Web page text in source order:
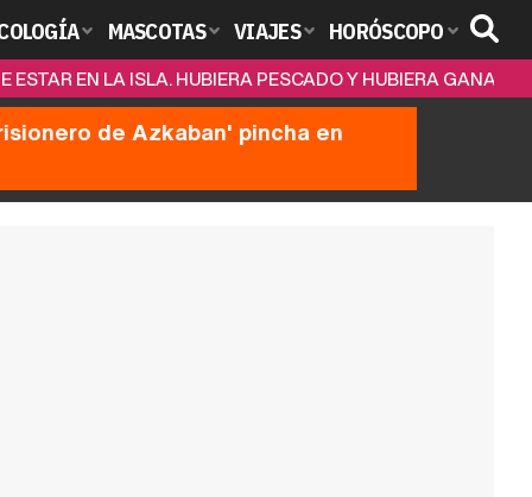
MASCOTAS VIAJES HORÓSCOPO
EN LA ISLA. HUBIERA PESCADO Y HUBIERA GANADO"
de Azkaban' pincha en